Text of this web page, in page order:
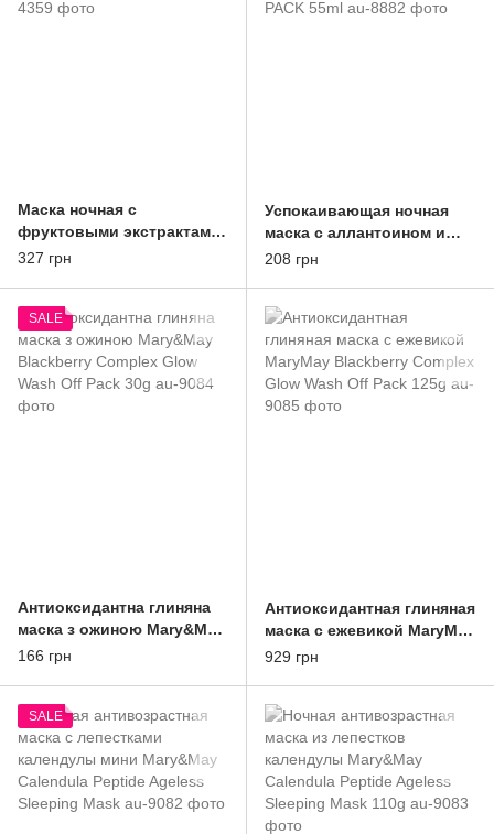
Маска ночная с
фруктовыми экстрактами
для лица Eyenlip
327 грн
Успокаивающая ночная
маска с аллантоином и
азиатской центеллой
208 грн
SALE
Антиоксидантна глиняна
маска з ожиною Mary&May
Blackberry Complex Glow
166 грн
Антиоксидантная глиняная
маска с ежевикой MaryMay
Blackberry Complex Glow
929 грн
SALE